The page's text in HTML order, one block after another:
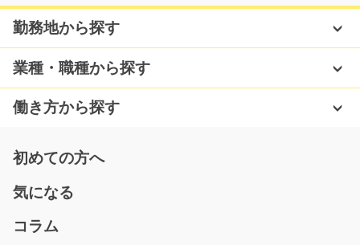
コピー用紙のピッキングと入出荷/g05_00809
急募
【川崎市高津区】夜勤専属◎ リーチフォークリフトでコ
ピー用紙のピッキン…
長期（3ヶ月以上）
時給1500円～時給1875円
勤務地から探す
業種・職種から探す
働き方から探す
初めての方へ
気になる
コラム